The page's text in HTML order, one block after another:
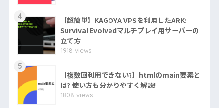
4
【超簡単】KAGOYA VPSを利用したARK:
Survival Evolvedマルチプレイ用サーバーの
立て方
1918 views
5
【複数回利用できない?】htmlのmain要素と
は? 使い方も分かりやすく解説!
1808 views